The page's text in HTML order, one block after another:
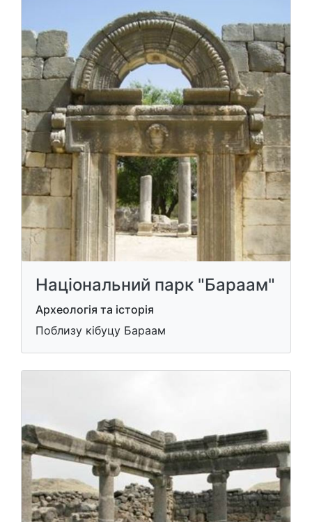
Національний парк "Бараам"
Археологія та історія
Поблизу кібуцу Бараам